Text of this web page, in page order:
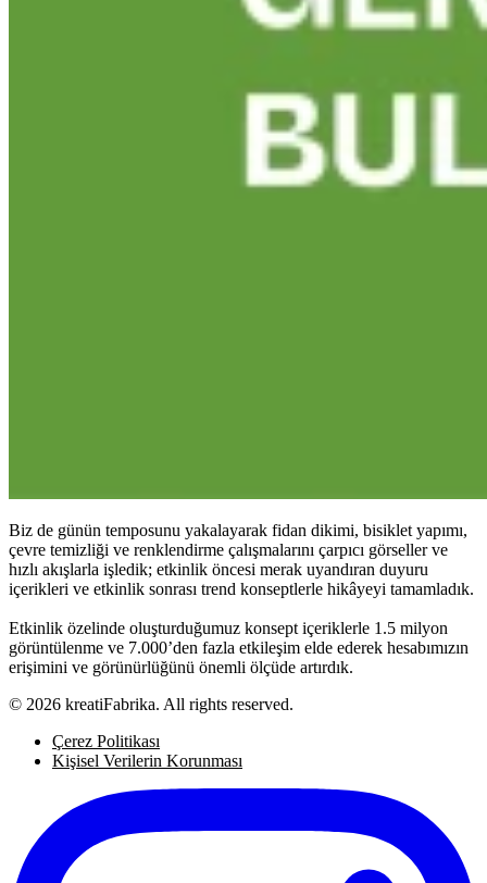
Biz de günün temposunu yakalayarak fidan dikimi, bisiklet yapımı,
çevre temizliği ve renklendirme çalışmalarını çarpıcı görseller ve
hızlı akışlarla işledik; etkinlik öncesi merak uyandıran duyuru
içerikleri ve etkinlik sonrası trend konseptlerle hikâyeyi tamamladık.
Etkinlik özelinde oluşturduğumuz konsept içeriklerle 1.5 milyon
görüntülenme ve 7.000’den fazla etkileşim elde ederek hesabımızın
erişimini ve görünürlüğünü önemli ölçüde artırdık.
© 2026 kreatiFabrika. All rights reserved.
Çerez Politikası
Kişisel Verilerin Korunması